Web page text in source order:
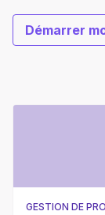
Démarrer
GESTION DE